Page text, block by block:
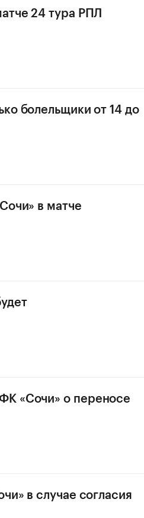
24 тура РПЛ
болельщики от 14 до
в матче
«Сочи» о переносе
в случае согласия